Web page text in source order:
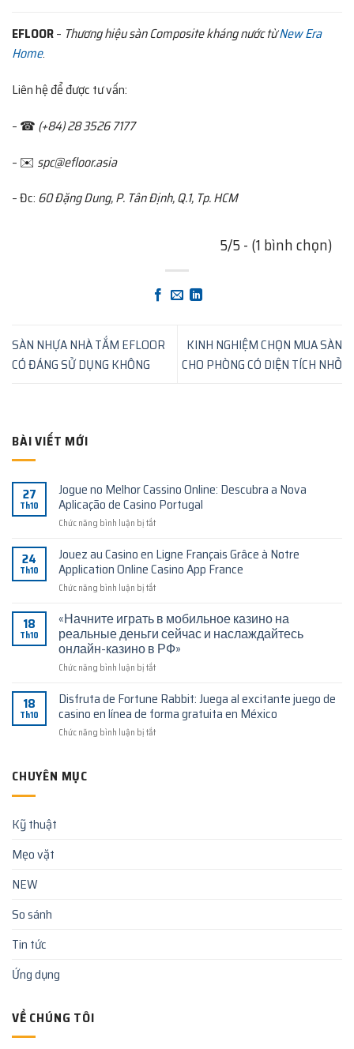
EFLOOR– Thương hiệu sàn Composite kháng nước từNew Era
Home.
Liên hệ để được tư vấn:
– ☎ (+84) 28 3526 7177
– ✉️ spc@efloor.asia
– Đc: 60 Đặng Dung, P. Tân Định, Q.1, Tp. HCM
5/5 - (1 bình chọn)
SÀN NHỰA NHÀ TẮM EFLOOR
CÓ ĐÁNG SỬ DỤNG KHÔNG
KINH NGHIỆM CHỌN MUA SÀN
CHO PHÒNG CÓ DIỆN TÍCH NHỎ
BÀI VIẾT MỚI
27
Th10
Jogue no Melhor Cassino Online: Descubra a Nova
Aplicação de Casino Portugal
Chức năng bình luận bị tắtở
no
Melhor
Cassino
Online:
a
Nova
Aplicação
de
Casino
24
Th10
Jouez au Casino en Ligne Français Grâce à Notre
Application Online Casino App France
Chức năng bình luận bị tắtở
au
Casino
en
Ligne
Français
à
Application
Online
18
Th10
«Начните играть в мобильное казино на
реальные деньги сейчас и наслаждайтесь
онлайн-казино в РФ»
Chức năng bình luận bị tắtở
играть
в
мобильное
казино
18
Th10
Disfruta de Fortune Rabbit: Juega al excitante juego de
casino en línea de forma gratuita en México
Chức năng bình luận bị tắtở
CHUYÊN MỤC
Kỹ thuật
Mẹo vặt
NEW
So sánh
Tin tức
Ứng dụng
VỀ CHÚNG TÔI